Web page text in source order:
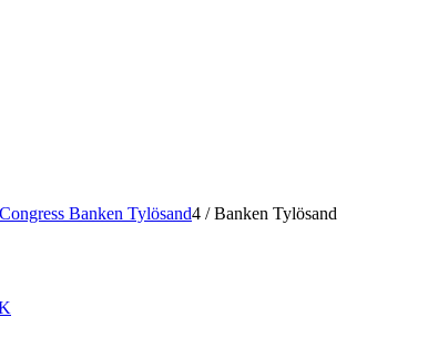
Congress Banken Tylösand4 / Banken Tylösand